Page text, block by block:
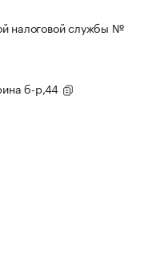
налоговой службы №
б-р,44